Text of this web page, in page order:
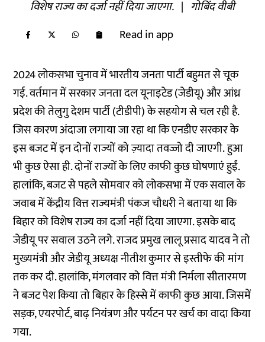
विशेष राज्य का दर्जा नहीं दिया जाएगा. | गोबिंद वीबी
Read in app
2024 लोकसभा चुनाव में भारतीय जनता पार्टी बहुमत से चूक
गई. वर्तमान में सरकार जनता दल यूनाइटेड (जेडीयू) और आंध्र
प्रदेश की तेलुगु देशम पार्टी (टीडीपी) के सहयोग से चल रही है.
जिस कारण अंदाजा लगाया जा रहा था कि एनडीए सरकार के
इस बजट में इन दोनों राज्यों को ज़्यादा तवज्जो दी जाएगी. हुआ
भी कुछ ऐसा ही. दोनों राज्यों के लिए काफी कुछ घोषणाएं हुईं.
हालांकि, बजट से पहले सोमवार को लोकसभा में एक सवाल के
जवाब में केंद्रीय वित्त राज्यमंत्री पंकज चौधरी ने बताया था कि
बिहार को विशेष राज्य का दर्जा नहीं दिया जाएगा. इसके बाद
जेडीयू पर सवाल उठने लगे. राजद प्रमुख लालू प्रसाद यादव ने तो
मुख्यमंत्री और जेडीयू अध्यक्ष नीतीश कुमार से इस्तीफे की मांग
तक कर दी. हालांकि, मंगलवार को वित्त मंत्री निर्मला सीतारमण
ने बजट पेश किया तो बिहार के हिस्से में काफी कुछ आया. जिसमें
सड़क, एयरपोर्ट, बाढ़ नियंत्रण और पर्यटन पर खर्च का वादा किया
गया.